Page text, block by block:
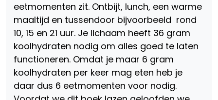
eetmomenten zit. Ontbijt, lunch, een warme
maaltijd en tussendoor bijvoorbeeld rond
10, 15 en 21 uur. Je lichaam heeft 36 gram
koolhydraten nodig om alles goed te laten
functioneren. Omdat je maar 6 gram
koolhydraten per keer mag eten heb je
daar dus 6 eetmomenten voor nodig.